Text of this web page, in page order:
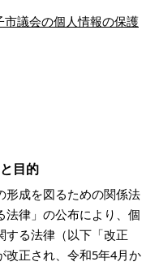
市議会の個人情報の保護
目的
形成を図るための関係法
法律」の公布により、個
する法律（以下「改正
改正され、令和5年4月か